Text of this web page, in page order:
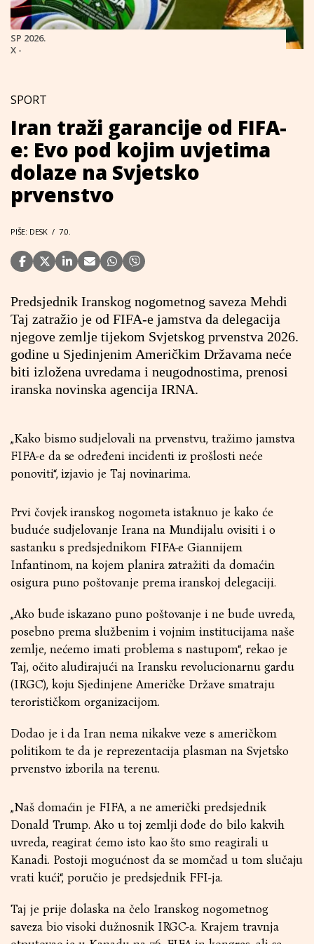
SP 2026.
X -
SPORT
Iran traži garancije od FIFA-
e: Evo pod kojim uvjetima
dolaze na Svjetsko
prvenstvo
PIŠE: DESK / 7.0.
Predsjednik Iranskog nogometnog saveza Mehdi
Taj zatražio je od FIFA-e jamstva da delegacija
njegove zemlje tijekom Svjetskog prvenstva 2026.
godine u Sjedinjenim Američkim Državama neće
biti izložena uvredama i neugodnostima, prenosi
iranska novinska agencija IRNA.
„Kako bismo sudjelovali na prvenstvu, tražimo jamstva
FIFA-e da se određeni incidenti iz prošlosti neće
ponoviti“, izjavio je Taj novinarima.
Prvi čovjek iranskog nogometa istaknuo je kako će
buduće sudjelovanje Irana na Mundijalu ovisiti i o
sastanku s predsjednikom FIFA-e Giannijem
Infantinom, na kojem planira zatražiti da domaćin
osigura puno poštovanje prema iranskoj delegaciji.
„Ako bude iskazano puno poštovanje i ne bude uvreda,
posebno prema službenim i vojnim institucijama naše
zemlje, nećemo imati problema s nastupom“, rekao je
Taj, očito aludirajući na Iransku revolucionarnu gardu
(IRGC), koju Sjedinjene Američke Države smatraju
terorističkom organizacijom.
Dodao je i da Iran nema nikakve veze s američkom
politikom te da je reprezentacija plasman na Svjetsko
prvenstvo izborila na terenu.
„Naš domaćin je FIFA, a ne američki predsjednik
Donald Trump. Ako u toj zemlji dođe do bilo kakvih
uvreda, reagirat ćemo isto kao što smo reagirali u
Kanadi. Postoji mogućnost da se momčad u tom slučaju
vrati kući“, poručio je predsjednik FFI-ja.
Taj je prije dolaska na čelo Iranskog nogometnog
saveza bio visoki dužnosnik IRGC-a. Krajem travnja